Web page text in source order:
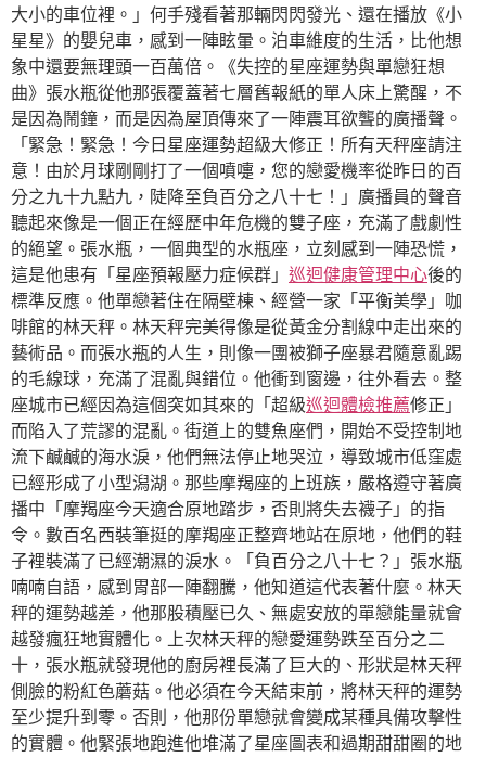
大小的車位裡。」何手殘看著那輛閃閃發光、還在播放《小
星星》的嬰兒車，感到一陣眩暈。泊車維度的生活，比他想
象中還要無理頭一百萬倍。《失控的星座運勢與單戀狂想
曲》張水瓶從他那張覆蓋著七層舊報紙的單人床上驚醒，不
是因為鬧鐘，而是因為屋頂傳來了一陣震耳欲聾的廣播聲。
「緊急！緊急！今日星座運勢超級大修正！所有天秤座請注
意！由於月球剛剛打了一個噴嚏，您的戀愛機率從昨日的百
分之九十九點九，陡降至負百分之八十七！」廣播員的聲音
聽起來像是一個正在經歷中年危機的雙子座，充滿了戲劇性
的絕望。張水瓶，一個典型的水瓶座，立刻感到一陣恐慌，
這是他患有「星座預報壓力症候群」 巡迴健康管理中心後的
標準反應。他單戀著住在隔壁棟、經營一家「平衡美學」咖
啡館的林天秤。林天秤完美得像是從黃金分割線中走出來的
藝術品。而張水瓶的人生，則像一團被獅子座暴君隨意亂踢
的毛線球，充滿了混亂與錯位。他衝到窗邊，往外看去。整
座城市已經因為這個突如其來的「超級巡迴體檢推薦修正」
而陷入了荒謬的混亂。街道上的雙魚座們，開始不受控制地
流下鹹鹹的海水淚，他們無法停止地哭泣，導致城市低窪處
已經形成了小型潟湖。那些摩羯座的上班族，嚴格遵守著廣
播中「摩羯座今天適合原地踏步，否則將失去襪子」的指
令。數百名西裝筆挺的摩羯座正整齊地站在原地，他們的鞋
子裡裝滿了已經潮濕的淚水。「負百分之八十七？」張水瓶
喃喃自語，感到胃部一陣翻騰，他知道這代表著什麼。林天
秤的運勢越差，他那股積壓已久、無處安放的單戀能量就會
越發瘋狂地實體化。上次林天秤的戀愛運勢跌至百分之二
十，張水瓶就發現他的廚房裡長滿了巨大的、形狀是林天秤
側臉的粉紅色蘑菇。他必須在今天結束前，將林天秤的運勢
至少提升到零。否則，他那份單戀就會變成某種具備攻擊性
的實體。他緊張地跑進他堆滿了星座圖表和過期甜甜圈的地